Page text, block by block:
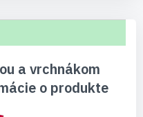
a vrchnákom
o produkte